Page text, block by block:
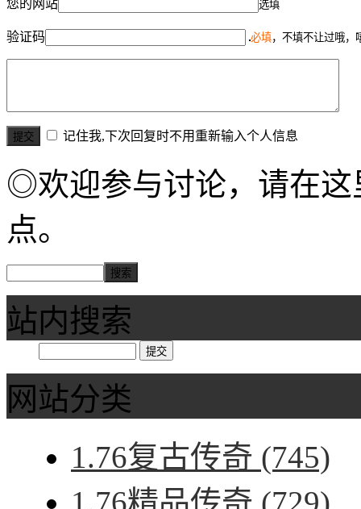
您的网站 选填
验证码 必填，不填不让过哦，
记住我,下次回复时不用重新输入个人信息
◎欢迎参与讨论，请在这
点。
站内搜索
网站分类
1.76复古传奇 (745)